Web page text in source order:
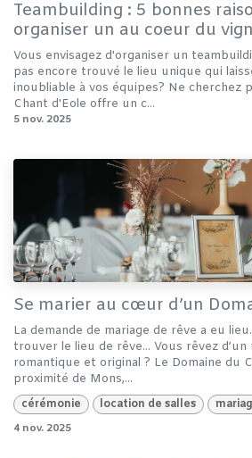
Teambuilding : 5 bonnes
organiser un au coeur du
Vous envisagez d'organiser un
pas encore trouvé le lieu unique qui
inoubliable à vos équipes? Ne cherchez
Chant d'Eole offre un c...
5 nov. 2025
Se marier au cœur d’un
La demande de mariage de rêve a eu
trouver le lieu de rêve... Vous rêvez d’un
romantique et original ? Le Domaine du
proximité de Mons,...
cérémonie location de salles
4 nov. 2025